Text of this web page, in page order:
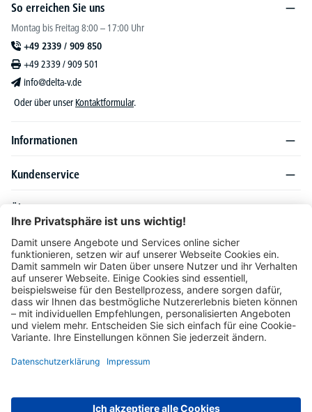
So erreichen Sie uns
Montag bis Freitag 8:00 – 17:00 Uhr
+49 2339 / 909 850
+49 2339 / 909 501
info@delta-v.de
Oder über unser Kontaktformular.
Informationen
Kundenservice
Über DELTA-V
Produktsortiment
Ratgeber
Folgen Sie uns auch auf
Unser Angebot richtet sich ausschließlich an Industrie, Handel, Gewerbe und
europäische Ausland gelten Sonderkonditionen, die auf Anfrage mitgeteilt werden.